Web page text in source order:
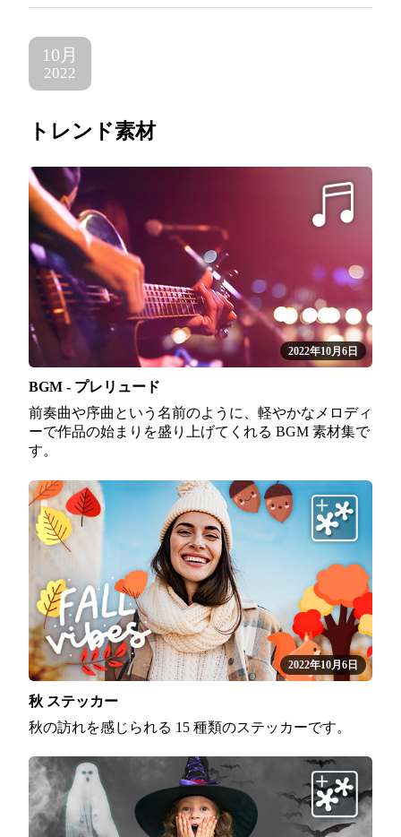
10月
2022
トレンド素材
2022年10月6日
BGM - プレリュード
前奏曲や序曲という名前のように、軽やかなメロディ
ーで作品の始まりを盛り上げてくれる BGM 素材集で
す。
2022年10月6日
秋 ステッカー
秋の訪れを感じられる 15 種類のステッカーです。